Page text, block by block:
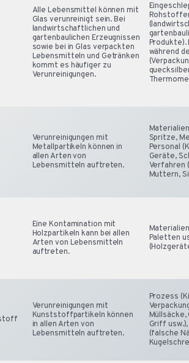
Alle Lebensmittel können mit
Glas verunreinigt sein. Bei
landwirtschaftlichen und
gartenbaulichen Erzeugnissen
sowie bei in Glas verpackten
Lebensmitteln und Getränken
kommt es häufiger zu
Verunreinigungen.
Produkte).
während
Verunreinigungen mit
Metallpartikeln können in
allen Arten von
Lebensmitteln auftreten.
Spritze,
Personal
Geräte,
Verfahren
Muttern,
Eine Kontamination mit
Holzpartikeln kann bei allen
Arten von Lebensmitteln
auftreten.
Paletten
Verunreinigungen mit
Kunststoffpartikeln können
in allen Arten von
Lebensmitteln auftreten.
Prozess
Griff
(falsche